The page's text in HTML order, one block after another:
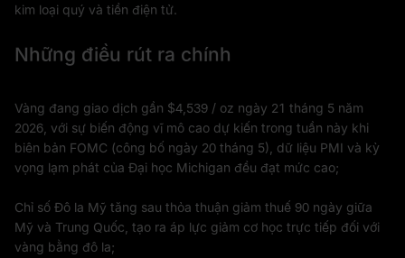
kim loại quý và tiền điện tử.
Những điều rút ra chính
Vàng đang giao dịch gần $4,539 / oz ngày 21 tháng 5 năm
2026, với sự biến động vĩ mô cao dự kiến trong tuần này khi
biên bản FOMC (công bố ngày 20 tháng 5), dữ liệu PMI và kỳ
vọng lạm phát của Đại học Michigan đều đạt mức cao;
Chỉ số Đô la Mỹ tăng sau thỏa thuận giảm thuế 90 ngày giữa
Mỹ và Trung Quốc, tạo ra áp lực giảm cơ học trực tiếp đối với
vàng bằng đô la;